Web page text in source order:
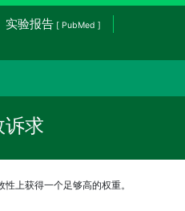
实验报告 [ PubMed ]
诉求
上获得一个足够高的权重。